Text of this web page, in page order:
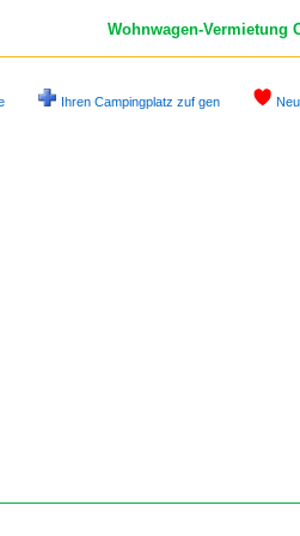
Wohnwagen-Vermietung
Ihren Campingplatz zuf gen